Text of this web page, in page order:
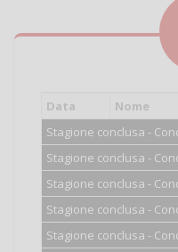
Data Nome
Stagione conclusa -
Stagione conclusa -
Stagione conclusa -
Stagione conclusa -
Stagione conclusa -